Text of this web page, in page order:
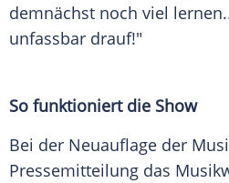
demnächst noch viel
unfassbar drauf!"
So funktioniert die Show
Bei der Neuauflage der
Pressemitteilung das